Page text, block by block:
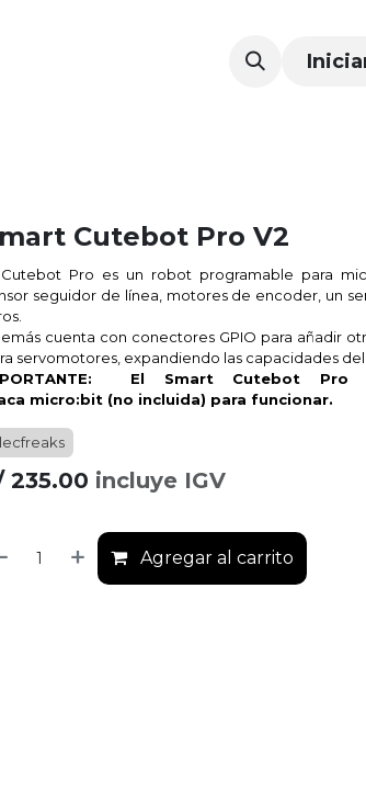
Cutebot Pro V2
Cutebot Pro es un robot programable para
seguidor de línea, motores de encoder, un
cuenta con conectores GPIO para añadir
servomotores, expandiendo las capacidades
El Smart Cutebot Pro
micro:bit (no incluida) para funcionar.
235.00 incluye IGV
Agregar al carrito